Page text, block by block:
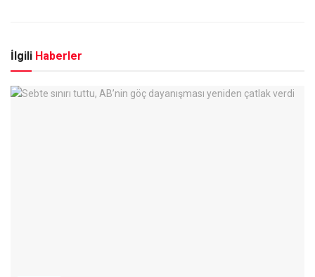
İlgili Haberler